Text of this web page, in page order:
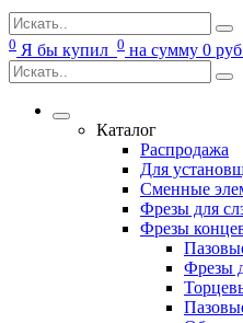
0 Я бы купил 0 на сумму 0
Каталог
Распродажа
Для
Сменные
Фрезы для
Фрезы
Фрезы